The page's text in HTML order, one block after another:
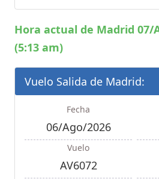
Hora actual de Madrid 07/
(5:13 am)
Vuelo Salida de Madrid:
Fecha
06/Ago/2026
Vuelo
AV6072